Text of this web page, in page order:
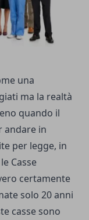
una
ma la realtà
quando il
andare in
per legge, in
Casse
certamente
solo 20 anni
casse sono